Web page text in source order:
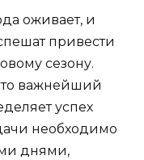
оживает, и
привести
сезону.
важнейший
успех
необходимо
днями,